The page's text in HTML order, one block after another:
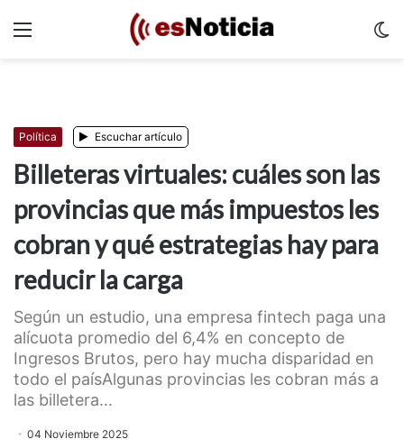
Política Escuchar artículo
Billeteras virtuales: cuáles son las
provincias que más impuestos les
cobran y qué estrategias hay para
reducir la carga
Según un estudio, una empresa fintech paga una
alícuota promedio del 6,4% en concepto de
Ingresos Brutos, pero hay mucha disparidad en
todo el paísAlgunas provincias les cobran más a
las billetera...
04 Noviembre 2025